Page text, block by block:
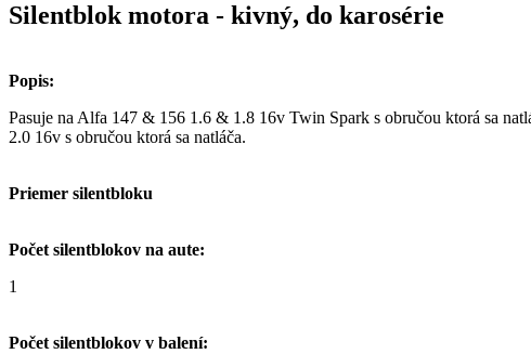
Silentblok motora - kivný, do karosérie
Popis:
Pasuje na Alfa 147 & 156 1.6 & 1.8 16v Twin Spark s obručou ktorá sa
2.0 16v s obručou ktorá sa natláča.
Priemer silentbloku
Počet silentblokov na aute:
1
Počet silentblokov v balení: